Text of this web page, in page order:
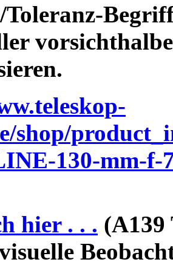
shop/
130-mm-f-
hier . . . (A139